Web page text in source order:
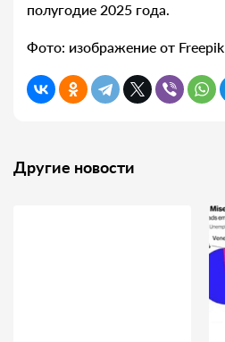
полугодие 2025 года.
Фото: изображение от Freepik
Другие новости